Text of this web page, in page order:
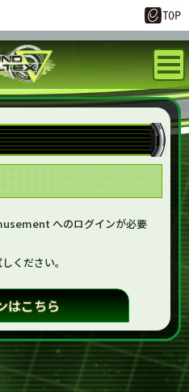
へのログインが必要
ください。
はこちら